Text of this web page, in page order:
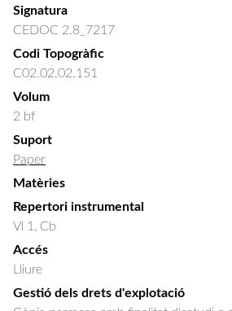
Signatura
CEDOC 2.8_7217
Codi Topogràfic
C02.02.02.151
Volum
2 bf
Suport
Paper
Matèries
Repertori instrumental
Vl 1, Cb
Accés
Lliure
Gestió dels drets d'explotació